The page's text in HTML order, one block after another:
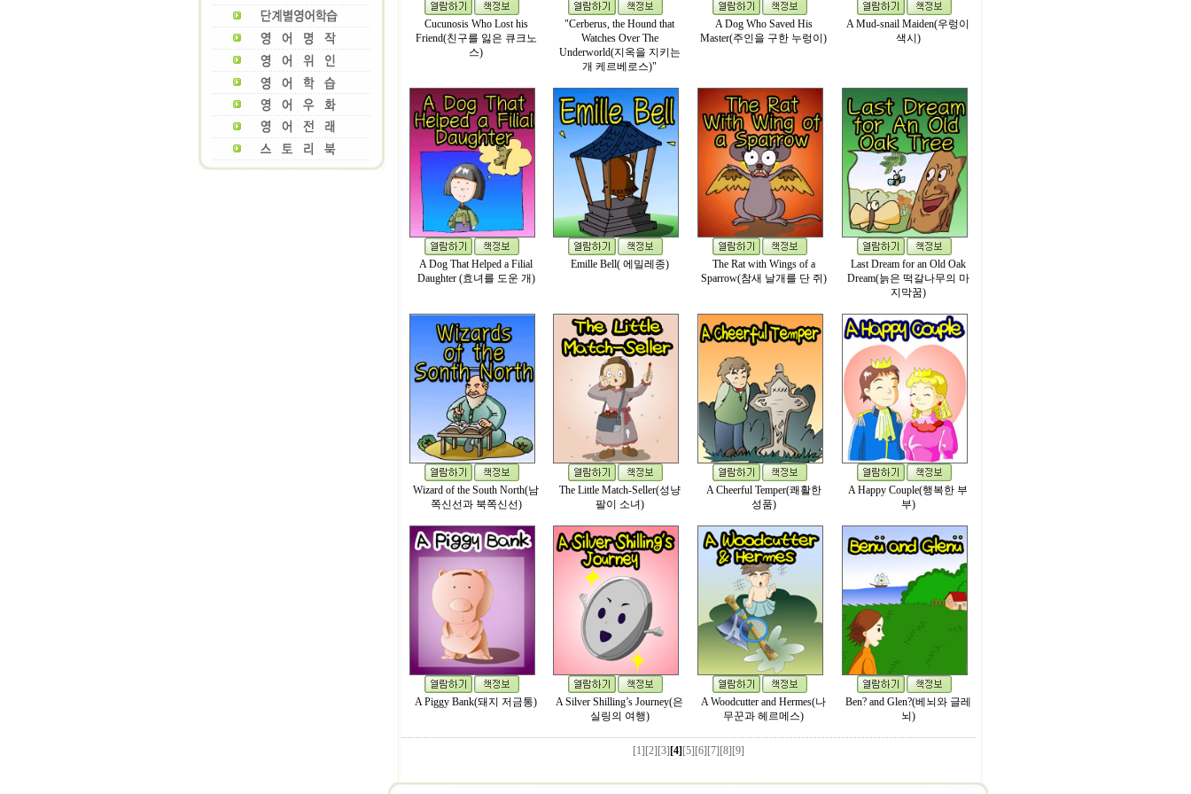
Cucunosis Who Lost his
Friend(친구를 잃은 큐크노
스)
"Cerberus, the Hound that
Watches Over The
Underworld(지옥을 지키는
개 케르베로스)"
A Dog Who Saved His
Master(주인을 구한 누렁이)
A Mud-snail Maiden(우렁이
색시)
A Dog That Helped a Filial
Daughter (효녀를 도운 개)
Emille Bell( 에밀레종)
The Rat with Wings of a
Sparrow(참새 날개를 단 쥐)
Last Dream for an Old Oak
Dream(늙은 떡갈나무의 마
지막꿈)
Wizard of the South North(남
쪽신선과 북쪽신선)
The Little Match-Seller(성냥
팔이 소녀)
A Cheerful Temper(쾌활한
성품)
A Happy Couple(행복한 부
부)
A Piggy Bank(돼지 저금통)
A Silver Shilling’s Journey(은
실링의 여행)
A Woodcutter and Hermes(나
무꾼과 헤르메스)
Ben? and Glen?(베뇌와 글레
뇌)
[1] [2] [3] [4] [5] [6] [7] [8] [9]